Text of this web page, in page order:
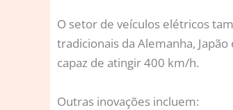
O setor de veículos elétricos
tradicionais da Alemanha,
capaz de atingir 400 km/h.
Outras inovações incluem: